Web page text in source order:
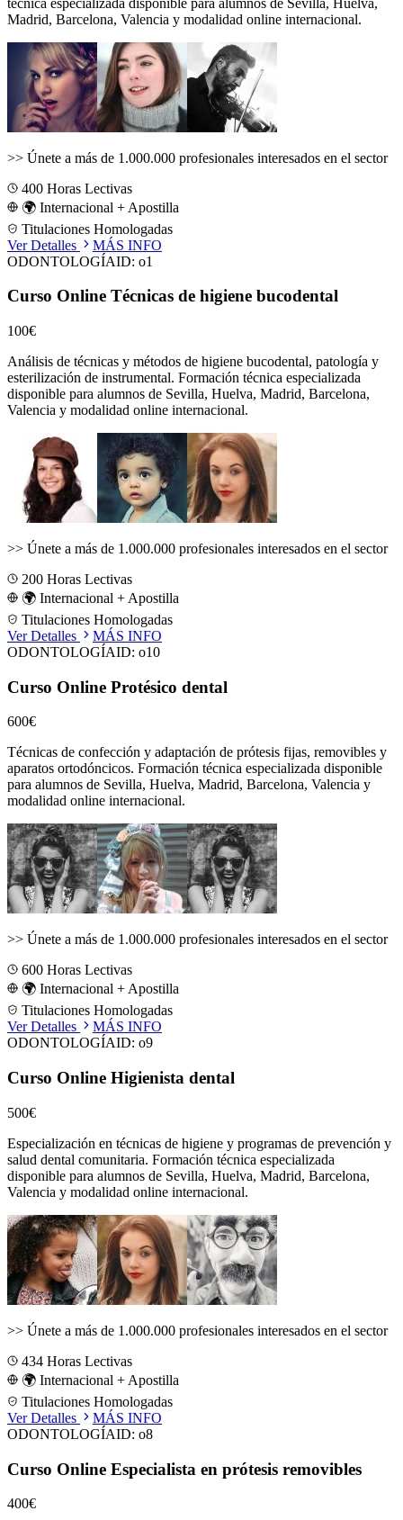
Madrid, Barcelona, Valencia y modalidad online internacional.
>> Únete a más de 1.000.000 profesionales interesados en el sector
400 Horas Lectivas
🌍 Internacional + Apostilla
Titulaciones Homologadas
Ver Detalles
MÁS INFO
ODONTOLOGÍAID: o1
Curso Online Técnicas de higiene bucodental
100€
Análisis de técnicas y métodos de higiene bucodental, patología y
esterilización de instrumental. Formación técnica especializada
disponible para alumnos de Sevilla, Huelva, Madrid, Barcelona,
Valencia y modalidad online internacional.
>> Únete a más de 1.000.000 profesionales interesados en el sector
200 Horas Lectivas
🌍 Internacional + Apostilla
Titulaciones Homologadas
Ver Detalles
MÁS INFO
ODONTOLOGÍAID: o10
Curso Online Protésico dental
600€
Técnicas de confección y adaptación de prótesis fijas, removibles y
aparatos ortodóncicos. Formación técnica especializada disponible
para alumnos de Sevilla, Huelva, Madrid, Barcelona, Valencia y
modalidad online internacional.
>> Únete a más de 1.000.000 profesionales interesados en el sector
600 Horas Lectivas
🌍 Internacional + Apostilla
Titulaciones Homologadas
Ver Detalles
MÁS INFO
ODONTOLOGÍAID: o9
Curso Online Higienista dental
500€
Especialización en técnicas de higiene y programas de prevención y
salud dental comunitaria. Formación técnica especializada
disponible para alumnos de Sevilla, Huelva, Madrid, Barcelona,
Valencia y modalidad online internacional.
>> Únete a más de 1.000.000 profesionales interesados en el sector
434 Horas Lectivas
🌍 Internacional + Apostilla
Titulaciones Homologadas
Ver Detalles
MÁS INFO
ODONTOLOGÍAID: o8
Curso Online Especialista en prótesis removibles
400€